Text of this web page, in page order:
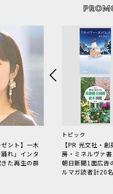
ント】一木
れ」インタ
た再生の群
トピック
【PR 光文社・
房・ミネルヴァ
朝日新聞1面広告
ルマガ読者計20